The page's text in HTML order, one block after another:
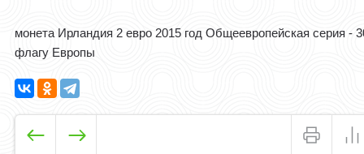
монета Ирландия 2 евро 2015 год Общеевропейская серия -
флагу Европы